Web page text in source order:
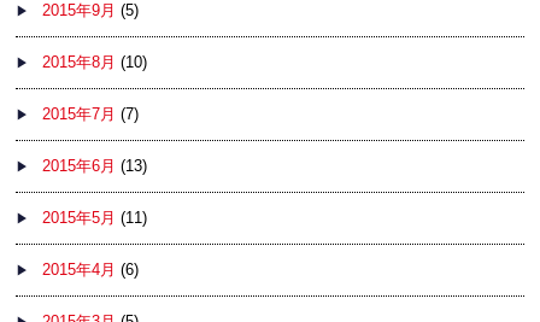
2015年9月 (5)
2015年8月 (10)
2015年7月 (7)
2015年6月 (13)
2015年5月 (11)
2015年4月 (6)